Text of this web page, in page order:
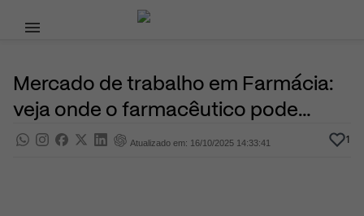
Pular para o conteúdo principal
Mercado de trabalho em Farmácia:
veja onde o farmacêutico pode
trabalhar
Atualizado em: 16/10/2025 14:33:41 1